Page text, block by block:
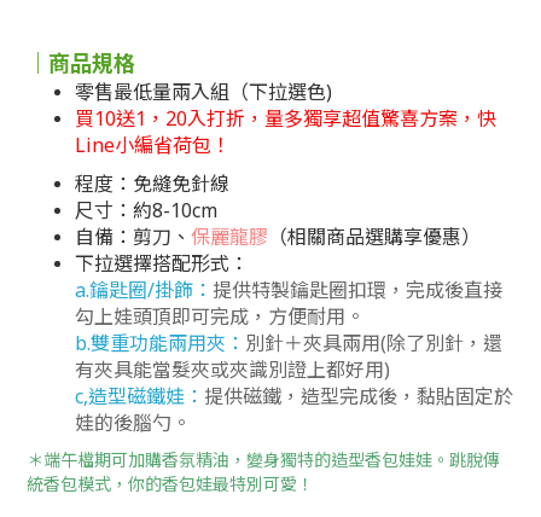
｜商品規格
零售最低量兩入組（下拉選色)
買10送1，20入打折，量多獨享超值驚喜方案，快
Line小編省荷包！
程度：免縫免針線
尺寸：約8-10cm
自備：剪刀、 保麗龍膠 （相關商品選購享優惠）
下拉選擇搭配形式：
a.鑰匙圈/掛飾 ： 提供特製鑰匙圈扣環，完成後直接
勾上娃頭頂即可完成，方便耐用。
b.雙重功能兩用夾 ： 別針＋夾具兩用(除了別針，還
有夾具能當髮夾或夾識別證上都好用)
c,造型磁鐵娃： 提供磁鐵，造型完成後，黏貼固定於
娃的後腦勺。
＊端午檔期可加購香氛精油，變身獨特的造型香包娃娃。跳脫傳
統香包模式，你的香包娃最特別可愛！